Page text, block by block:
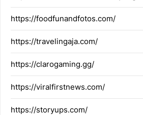
https://foodfunandfotos.com/
https://travelingaja.com/
https://clarogaming.gg/
https://viralfirstnews.com/
https://storyups.com/